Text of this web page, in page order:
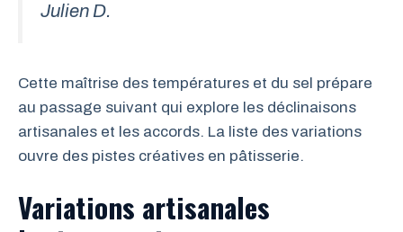
Julien D.
Cette maîtrise des températures et du sel prépare
au passage suivant qui explore les déclinaisons
artisanales et les accords. La liste des variations
ouvre des pistes créatives en pâtisserie.
Variations artisanales